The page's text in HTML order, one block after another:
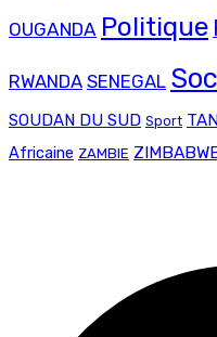
OUGANDA Politique
RWANDA SENEGAL
SOUDAN DU SUD Sport
Africaine ZAMBIE